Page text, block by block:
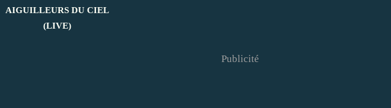
AIGUILLEURS DU CIEL
(LIVE)
Publicité